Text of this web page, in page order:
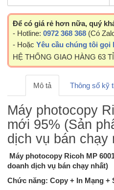
Để có giá rẻ hơn nữa, quý
- Hotline: 0972 368 368 (Có
- Hoặc Yêu cầu chúng tôi gọi
HỆ THỐNG GIAO HÀNG 63
Mô tả Thông số kỹ
Máy photocopy
mới 95% (Sản
dịch vụ bán chạy
Máy photocopy Ricoh MP
doanh dịch vụ bán chạy nhất)
Chức năng: Copy + In Mạng +